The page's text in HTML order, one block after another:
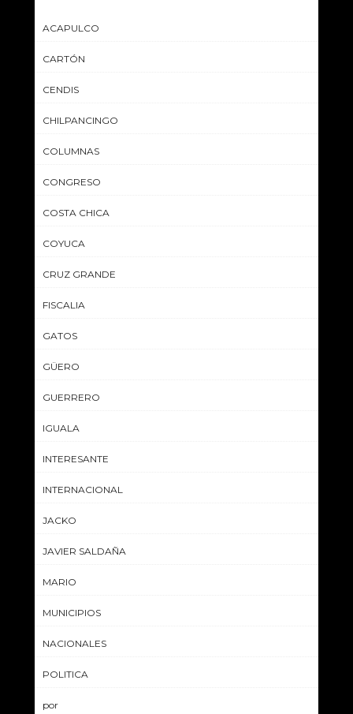
ACAPULCO
CARTÓN
CENDIS
CHILPANCINGO
COLUMNAS
CONGRESO
COSTA CHICA
COYUCA
CRUZ GRANDE
FISCALIA
GATOS
GÜERO
GUERRERO
IGUALA
INTERESANTE
INTERNACIONAL
JACKO
JAVIER SALDAÑA
MARIO
MUNICIPIOS
NACIONALES
POLITICA
por